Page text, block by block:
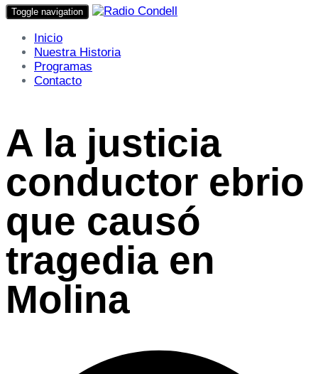
Toggle navigation
Inicio
Nuestra Historia
Programas
Contacto
A la justicia
conductor ebrio
que causó
tragedia en
Molina